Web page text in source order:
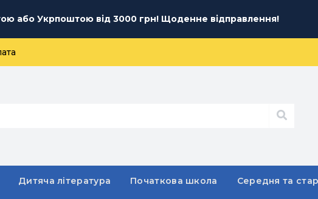
або Укрпоштою від 3000 грн! Щоденне відправлення!
Дитяча література Початкова школа Середня та